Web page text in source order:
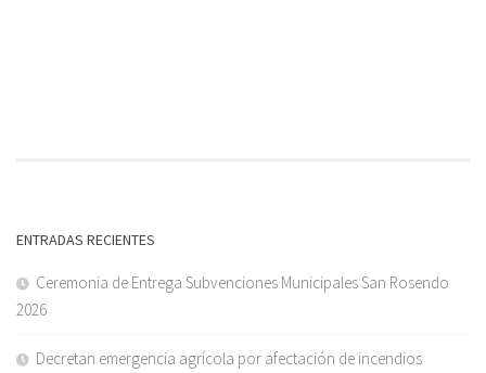
ENTRADAS RECIENTES
Ceremonia de Entrega Subvenciones Municipales San Rosendo
2026
Decretan emergencia agrícola por afectación de incendios